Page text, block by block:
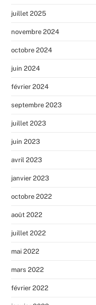
juillet 2025
novembre 2024
octobre 2024
juin 2024
février 2024
septembre 2023
juillet 2023
juin 2023
avril 2023
janvier 2023
octobre 2022
août 2022
juillet 2022
mai 2022
mars 2022
février 2022